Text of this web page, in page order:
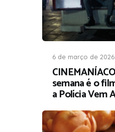
6 de março de 2026
semana é o
a Polícia Vem